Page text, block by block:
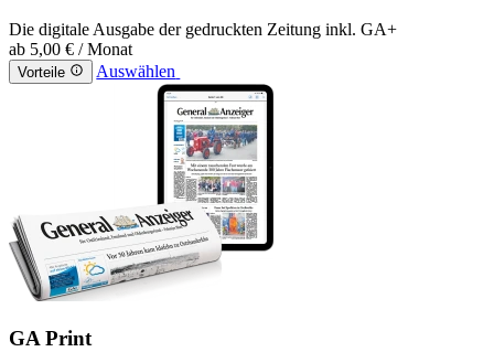
Die digitale Ausgabe der gedruckten Zeitung inkl. GA+
ab 5,00 € / Monat
Vorteile Auswählen
GA Print